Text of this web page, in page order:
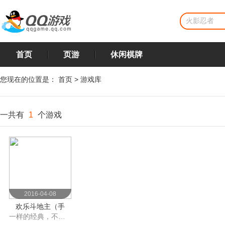
首页 页游 休闲棋牌
您现在的位置是： 首页 > 游戏库
一共有 1 个游戏
2016-04-08
欢乐斗地主（手
游）